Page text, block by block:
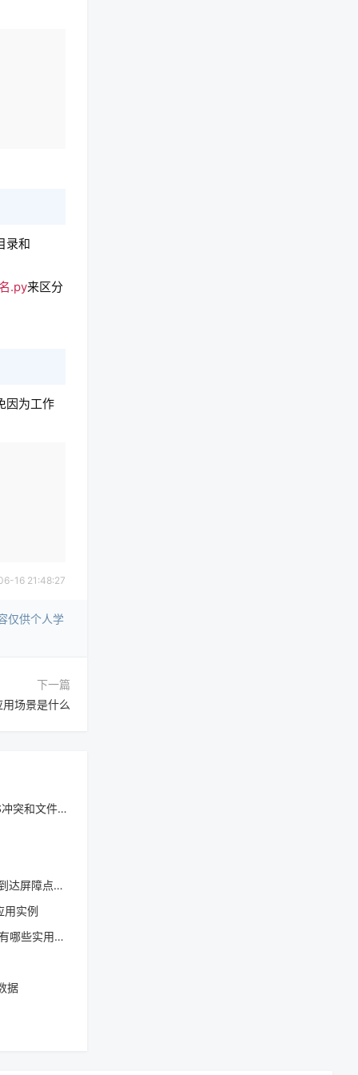
录和
.py来区分
因为工作
16 21:48:27
仅供个人学
下一篇
场景是什么
体积问题？
场景有哪些
用实例
实用方法
据